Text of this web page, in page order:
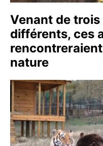
Venant de
différents, ces
nature